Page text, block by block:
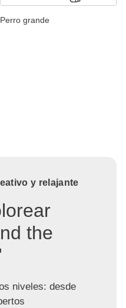
Perro grande
y relajante
the
niveles: desde